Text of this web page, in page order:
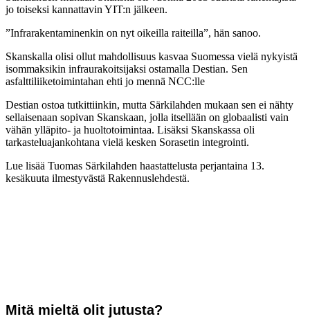
jo toiseksi kannattavin YIT:n jälkeen.
”Infrarakentaminenkin on nyt oikeilla raiteilla”, hän sanoo.
Skanskalla olisi ollut mahdollisuus kasvaa Suomessa vielä nykyistä
isommaksikin infraurakoitsijaksi ostamalla Destian. Sen
asfalttiliiketoimintahan ehti jo mennä NCC:lle
Destian ostoa tutkittiinkin, mutta Särkilahden mukaan sen ei nähty
sellaisenaan sopivan Skanskaan, jolla itsellään on globaalisti vain
vähän ylläpito- ja huoltotoimintaa. Lisäksi Skanskassa oli
tarkasteluajankohtana vielä kesken Sorasetin integrointi.
Lue lisää Tuomas Särkilahden haastattelusta perjantaina 13.
kesäkuuta ilmestyvästä Rakennuslehdestä.
Mitä mieltä olit jutusta?